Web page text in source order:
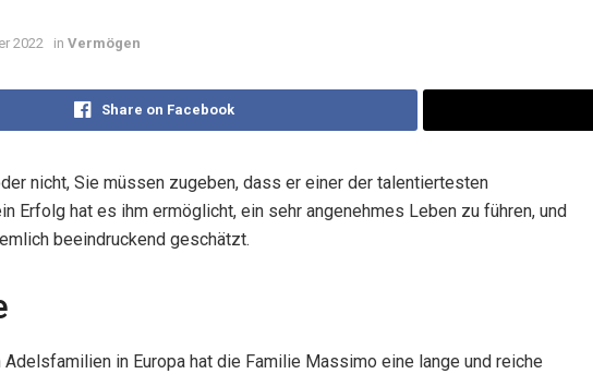
2022 in Vermögen
Share on Facebook
nicht, Sie müssen zugeben, dass er einer der talentiertesten
Erfolg hat es ihm ermöglicht, ein sehr angenehmes Leben zu führen, und
beeindruckend geschätzt.
in Europa hat die Familie Massimo eine lange und reiche